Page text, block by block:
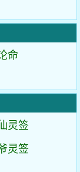
命
灵签
灵签